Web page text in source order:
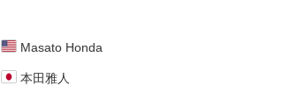
Masato Honda
本田雅人